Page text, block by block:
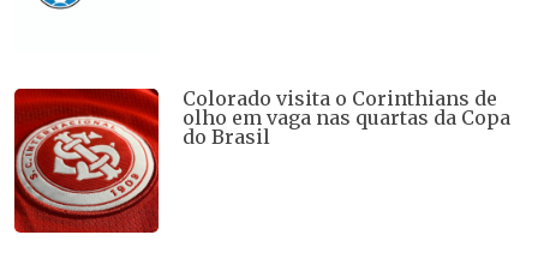
Colorado visita o Corinthians de
olho em vaga nas quartas da Copa
do Brasil